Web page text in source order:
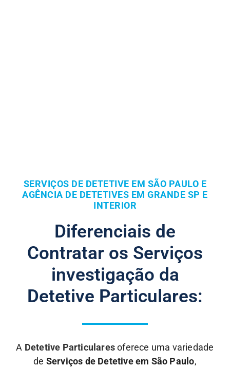
SERVIÇOS DE DETETIVE EM SÃO PAULO E
AGÊNCIA DE DETETIVES EM GRANDE SP E
INTERIOR
Diferenciais de
Contratar os Serviços
investigação da
Detetive Particulares:
A Detetive Particularesoferece uma variedade
de Serviços de Detetive em São Paulo,